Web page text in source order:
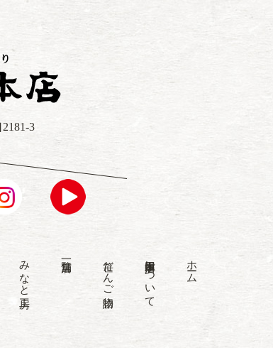
3
ホーム
田中屋本店について
笹だんご物語
みなと工房